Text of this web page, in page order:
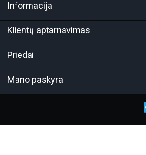
Informacija
Klientų aptarnavimas
Priedai
Mano paskyra